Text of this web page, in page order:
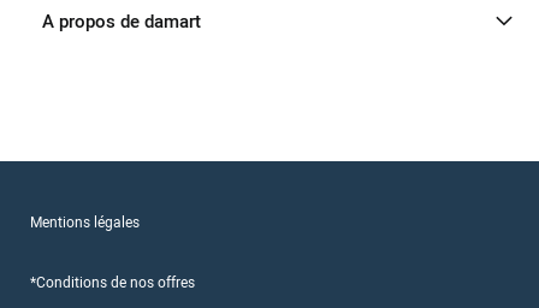
A propos de damart
Mentions légales
*Conditions de nos offres